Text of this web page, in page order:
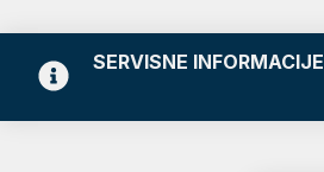
SERVISNE INFORMACIJE